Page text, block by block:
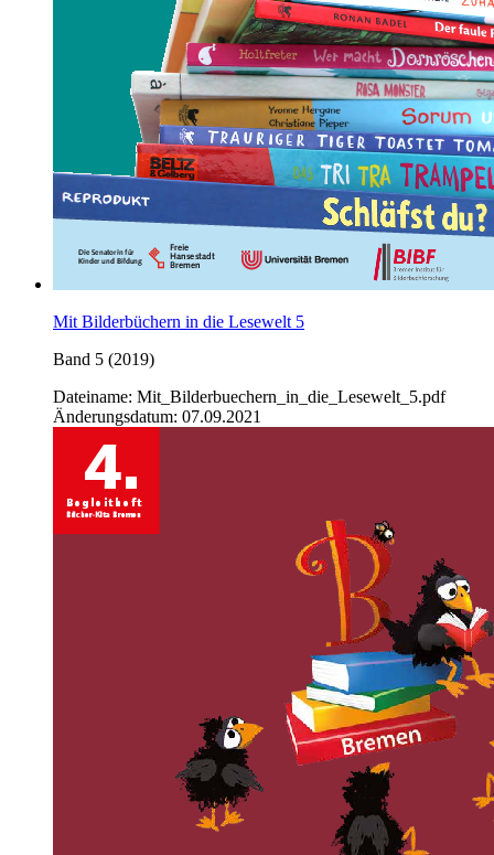
Mit Bilderbüchern in die Lesewelt 5
Band 5 (2019)
Dateiname: Mit_Bilderbuechern_in_die_Lesewelt_5.pdf
Änderungsdatum: 07.09.2021